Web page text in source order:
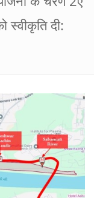
स्वीकृति दी: